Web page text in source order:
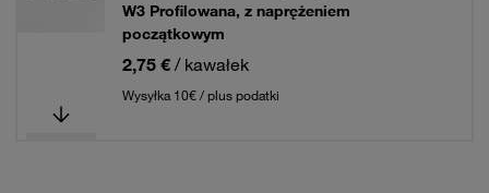
W3 Profilowana, z naprężeniem
początkowym
2,75 € / kawałek
Wysyłka 10€ / plus podatki